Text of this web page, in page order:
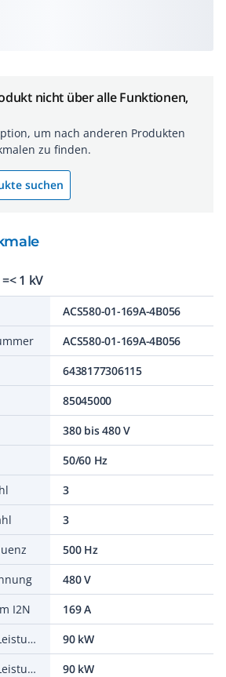
nicht über alle Funktionen,
um nach anderen Produkten
zu finden.
suchen
1 kV
ACS580-01-169A-4B056
ACS580-01-169A-4B056
6438177306115
85045000
380 bis 480 V
50/60 Hz
3
3
500 Hz
480 V
I2N
169 A
Max. abgegebene Leistung bei quadrat. Belastung bei Bemessungsausgangsspannung
90 kW
Max. abgegebene Leistung bei linearer Belastung bei Bemessungsausgangsspannung
90 kW